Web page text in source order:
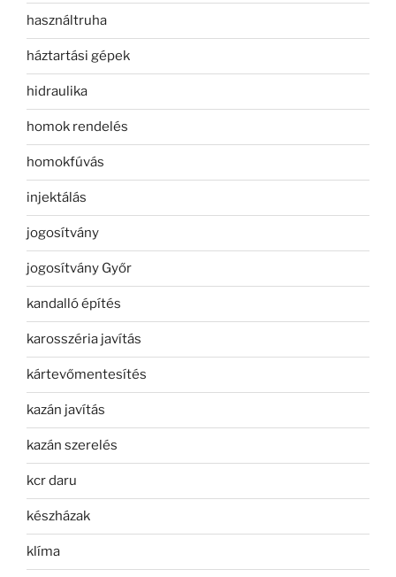
használtruha
háztartási gépek
hidraulika
homok rendelés
homokfúvás
injektálás
jogosítvány
jogosítvány Győr
kandalló építés
karosszéria javítás
kártevőmentesítés
kazán javítás
kazán szerelés
kcr daru
készházak
klíma